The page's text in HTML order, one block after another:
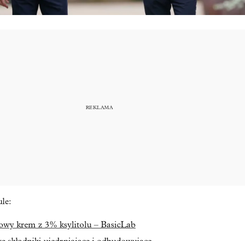
krem z 3% ksylitolu – BasicLab